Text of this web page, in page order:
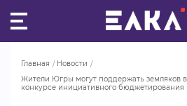
ПУЛЬС
Главная
Новости
Жители Югры могут поддержать земляков
конкурсе инициативного бюджетирования